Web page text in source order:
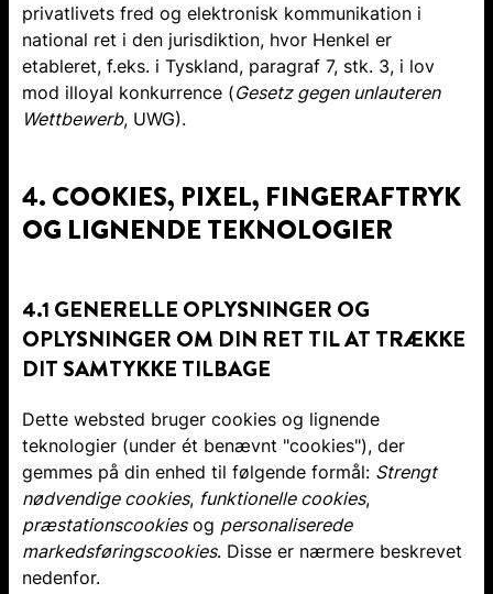
privatlivets fred og elektronisk kommunikation i
national ret i den jurisdiktion, hvor Henkel er
etableret, f.eks. i Tyskland, paragraf 7, stk. 3, i lov
mod illoyal konkurrence (Gesetz gegen unlauteren
Wettbewerb, UWG).
4. COOKIES, PIXEL, FINGERAFTRYK
OG LIGNENDE TEKNOLOGIER
4.1 GENERELLE OPLYSNINGER OG
OPLYSNINGER OM DIN RET TIL AT TRÆKKE
DIT SAMTYKKE TILBAGE
Dette websted bruger cookies og lignende
teknologier (under ét benævnt "cookies"), der
gemmes på din enhed til følgende formål: Strengt
nødvendige cookies, funktionelle cookies,
præstationscookiesog personaliserede
markedsføringscookies. Disse er nærmere beskrevet
nedenfor.